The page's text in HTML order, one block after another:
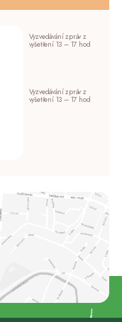
Vyzvedávání zpráv z
vyšetření 13 – 17 hod
Vyzvedávání zpráv z
vyšetření 13 – 17 hod